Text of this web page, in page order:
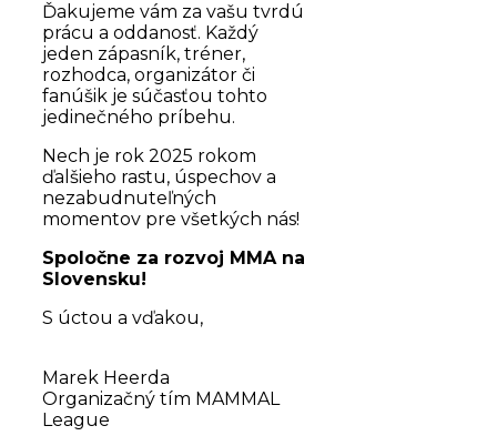
Ďakujeme vám za vašu tvrdú
prácu a oddanosť. Každý
jeden zápasník, tréner,
rozhodca, organizátor či
fanúšik je súčasťou tohto
jedinečného príbehu.
Nech je rok 2025 rokom
ďalšieho rastu, úspechov a
nezabudnuteľných
momentov pre všetkých nás!
Spoločne za rozvoj MMA na
Slovensku!
S úctou a vďakou,
Marek Heerda
Organizačný tím MAMMAL
League